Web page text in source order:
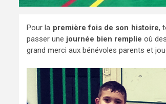
Pour la première fois de son histoire,
passer une journée bien remplie où
grand merci aux bénévoles parents et